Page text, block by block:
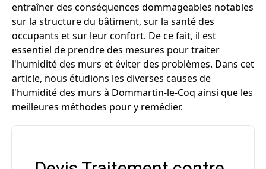
entraîner des conséquences dommageables notables
sur la structure du bâtiment, sur la santé des
occupants et sur leur confort. De ce fait, il est
essentiel de prendre des mesures pour traiter
l'humidité des murs et éviter des problèmes. Dans cet
article, nous étudions les diverses causes de
l'humidité des murs à Dommartin-le-Coq ainsi que les
meilleures méthodes pour y remédier.